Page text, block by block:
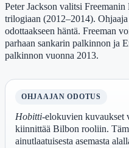
Peter Jackson valitsi
trilogiaan (2012–2014).
odottaakseen häntä. Freeman
parhaan sankarin palkinnon ja
palkinnon vuonna 2013.
OHJAAJAN ODOTUS
Hobitti-elokuvien kuvaukset
kiinnittää Bilbon rooliin.
ainutlaatuisesta asemasta